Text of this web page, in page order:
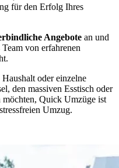
für den Erfolg Ihres
Angebote an und
von erfahrenen
oder einzelne
den massiven Esstisch oder
möchten, Quick Umzüge ist
Umzug.